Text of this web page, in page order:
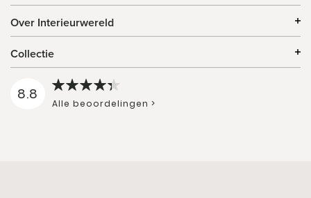
Over Interieurwereld
Collectie
8.8
Alle beoordelingen >